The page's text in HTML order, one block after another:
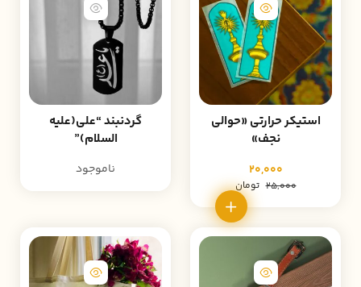
استیکر حرارتی «حوالی
نجف»
20,000
25,000 تومان
گردنبند “علی(علیه
السلام)”
ناموجود